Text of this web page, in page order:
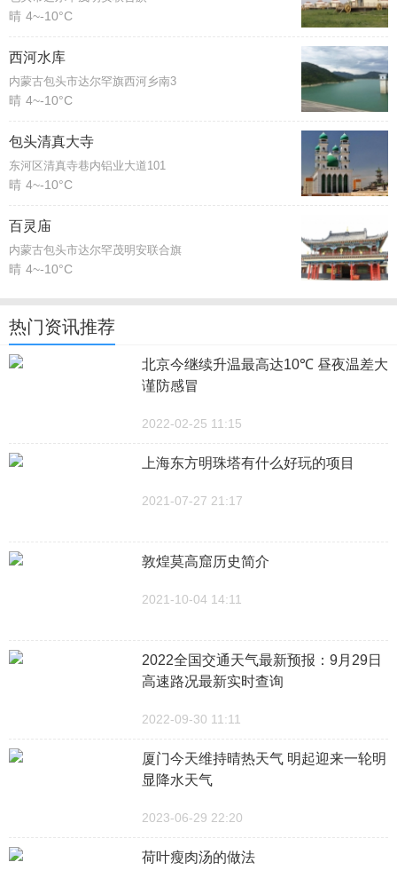
晴 4~-10°C
西河水库
内蒙古包头市达尔罕旗西河乡南3
晴 4~-10°C
包头清真大寺
东河区清真寺巷内铝业大道101
晴 4~-10°C
百灵庙
内蒙古包头市达尔罕茂明安联合旗
晴 4~-10°C
热门资讯推荐
北京今继续升温最高达10℃ 昼夜温差大
谨防感冒
2022-02-25 11:15
上海东方明珠塔有什么好玩的项目
2021-07-27 21:17
敦煌莫高窟历史简介
2021-10-04 14:11
2022全国交通天气最新预报：9月29日
高速路况最新实时查询
2022-09-30 11:11
厦门今天维持晴热天气 明起迎来一轮明
显降水天气
2023-06-29 22:20
荷叶瘦肉汤的做法